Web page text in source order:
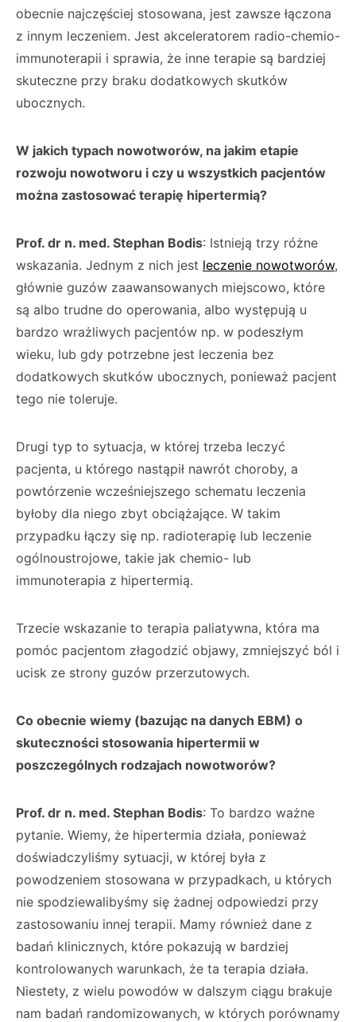
obecnie najczęściej stosowana, jest zawsze łączona
z innym leczeniem. Jest akceleratorem radio-chemio-
immunoterapii i sprawia, że inne terapie są bardziej
skuteczne przy braku dodatkowych skutków
ubocznych.
W jakich typach nowotworów, na jakim etapie
rozwoju nowotworu i czy u wszystkich pacjentów
można zastosować terapię hipertermią?
Prof. dr n. med. Stephan Bodis: Istnieją trzy różne
wskazania. Jednym z nich jest leczenie nowotworów,
głównie guzów zaawansowanych miejscowo, które
są albo trudne do operowania, albo występują u
bardzo wrażliwych pacjentów np. w podeszłym
wieku, lub gdy potrzebne jest leczenia bez
dodatkowych skutków ubocznych, ponieważ pacjent
tego nie toleruje.
Drugi typ to sytuacja, w której trzeba leczyć
pacjenta, u którego nastąpił nawrót choroby, a
powtórzenie wcześniejszego schematu leczenia
byłoby dla niego zbyt obciążające. W takim
przypadku łączy się np. radioterapię lub leczenie
ogólnoustrojowe, takie jak chemio- lub
immunoterapia z hipertermią.
Trzecie wskazanie to terapia paliatywna, która ma
pomóc pacjentom złagodzić objawy, zmniejszyć ból i
ucisk ze strony guzów przerzutowych.
Co obecnie wiemy (bazując na danych EBM) o
skuteczności stosowania hipertermii w
poszczególnych rodzajach nowotworów?
Prof. dr n. med. Stephan Bodis: To bardzo ważne
pytanie. Wiemy, że hipertermia działa, ponieważ
doświadczyliśmy sytuacji, w której była z
powodzeniem stosowana w przypadkach, u których
nie spodziewalibyśmy się żadnej odpowiedzi przy
zastosowaniu innej terapii. Mamy również dane z
badań klinicznych, które pokazują w bardziej
kontrolowanych warunkach, że ta terapia działa.
Niestety, z wielu powodów w dalszym ciągu brakuje
nam badań randomizowanych, w których porównamy